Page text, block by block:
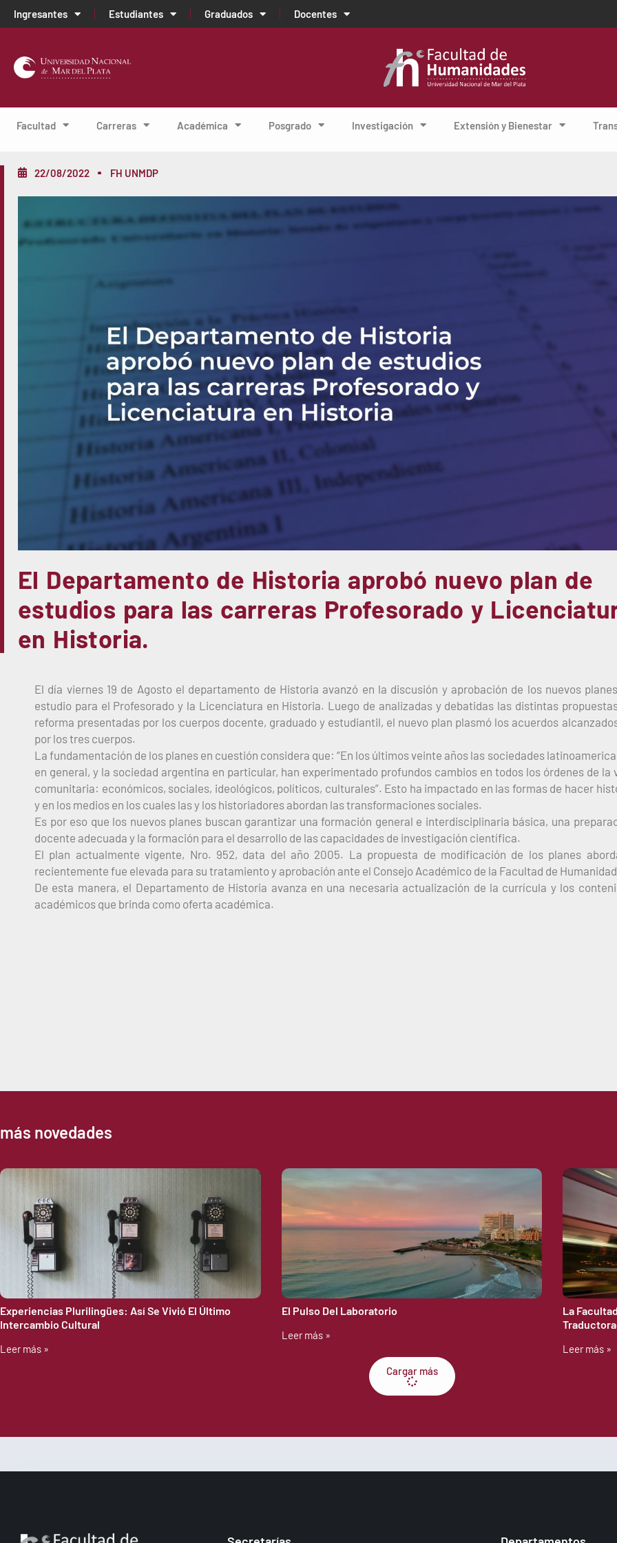
Ingresantes Estudiantes Graduados Docentes
Facultad Carreras Académica Posgrado Investigación Extensión y Bienestar
22/08/2022 FH UNMDP
El Departamento de Historia aprobó nuevo plan de
estudios para las carreras Profesorado y
en Historia.
El día viernes 19 de Agosto el departamento de Historia avanzó en la discusión y aprobación de los nuevos
estudio para el Profesorado y la Licenciatura en Historia. Luego de analizadas y debatidas las distintas
reforma presentadas por los cuerpos docente, graduado y estudiantil, el nuevo plan plasmó los acuerdos
por los tres cuerpos.
La fundamentación de los planes en cuestión considera que: “En los últimos veinte años las sociedades
en general, y la sociedad argentina en particular, han experimentado profundos cambios en todos los órdenes de la
comunitaria: económicos, sociales, ideológicos, políticos, culturales”. Esto ha impactado en las formas de hacer
y en los medios en los cuales las y los historiadores abordan las transformaciones sociales.
Es por eso que los nuevos planes buscan garantizar una formación general e interdisciplinaria básica, una
docente adecuada y la formación para el desarrollo de las capacidades de investigación científica.
El plan actualmente vigente, Nro. 952, data del año 2005. La propuesta de modificación de los planes
recientemente fue elevada para su tratamiento y aprobación ante el Consejo Académico de la Facultad de
De esta manera, el Departamento de Historia avanza en una necesaria actualización de la currícula y los
académicos que brinda como oferta académica.
más novedades
Experiencias Plurilingües: Así Se Vivió El Último
Intercambio Cultural
Leer más »
El Pulso Del Laboratorio
Leer más »
La
Leer más »
Cargar más